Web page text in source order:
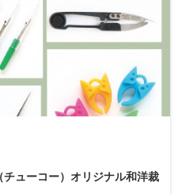
チューコー）オリジナル和洋裁